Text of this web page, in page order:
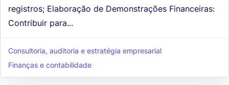
registros; Elaboração de Demonstrações Financeiras:
Contribuir para...
Consultoria, auditoria e estratégia empresarial
Finanças e contabilidade